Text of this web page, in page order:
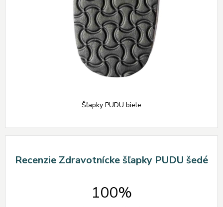
Šľapky PUDU biele
Recenzie Zdravotnícke šľapky PUDU šedé
100%